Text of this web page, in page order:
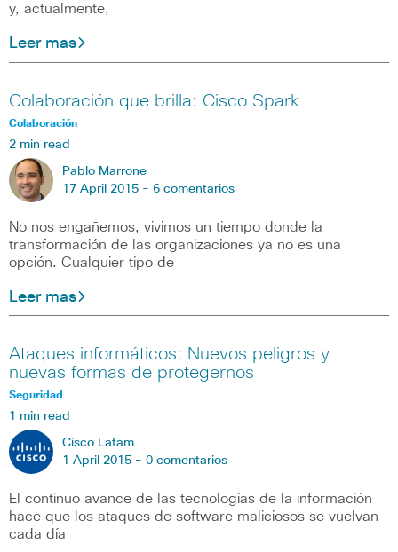
y, actualmente,
Leer mas
Colaboración que brilla: Cisco Spark
Colaboración
2 min read
Pablo Marrone
17 April 2015 - 6 comentarios
No nos engañemos, vivimos un tiempo donde la
transformación de las organizaciones ya no es una
opción. Cualquier tipo de
Leer mas
Ataques informáticos: Nuevos peligros y
nuevas formas de protegernos
Seguridad
1 min read
Cisco Latam
1 April 2015 - 0 comentarios
El continuo avance de las tecnologías de la información
hace que los ataques de software maliciosos se vuelvan
cada día